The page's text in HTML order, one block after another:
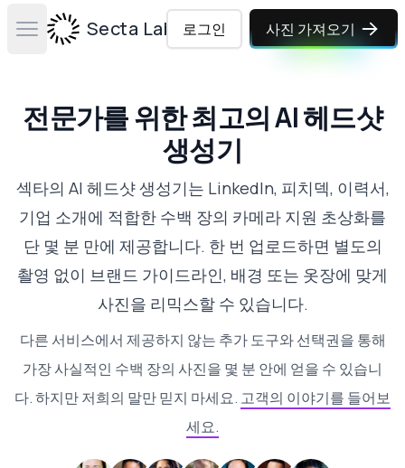
Open main menuSecta Labs로그인 사진 가져오기
전문가를 위한 최고의 AI 헤드샷
생성기
섹타의 AI 헤드샷 생성기는 LinkedIn, 피치덱, 이력서,
기업 소개에 적합한 수백 장의 카메라 지원 초상화를
단 몇 분 만에 제공합니다. 한 번 업로드하면 별도의
촬영 없이 브랜드 가이드라인, 배경 또는 옷장에 맞게
사진을 리믹스할 수 있습니다.
다른 서비스에서 제공하지 않는 추가 도구와 선택권을 통해
가장 사실적인 수백 장의 사진을 몇 분 안에 얻을 수 있습니
다. 하지만 저희의 말만 믿지 마세요. 고객의 이야기를 들어보
세요.